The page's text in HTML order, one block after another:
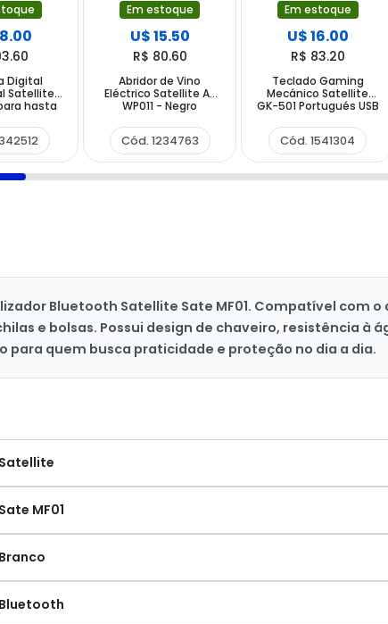
Digital
Satellite
hasta
Em estoque
U$ 15.50
R$ 80.60
Abridor de Vino
Eléctrico Satellite A-
WP011 - Negro
Cód. 1234763
Em estoque
U$ 16.00
R$ 83.20
Teclado Gaming
Mecánico Satellite
GK-501 Portugués USB
Cód. 1541304
Bluetooth Satellite Sate MF01. Compatível com o
e bolsas. Possui design de chaveiro, resistência à
para quem busca praticidade e proteção no dia a dia.
Satellite
Sate MF01
Branco
Bluetooth